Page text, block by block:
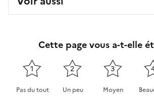
Cette page vous a-t-elle
1
Pas du tout
2
Un peu
3
Moyen